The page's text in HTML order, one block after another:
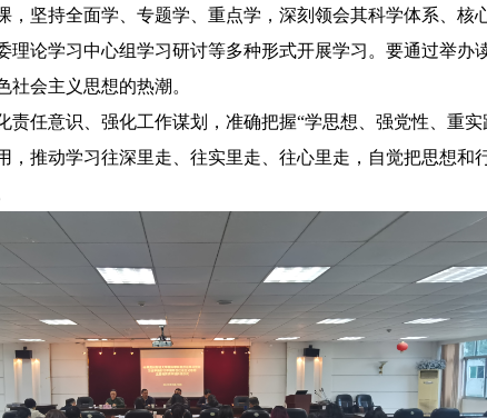
，坚持全面学、专题学、重点学，深刻领会其科学体系、核
理论学习中心组学习研讨等多种形式开展学习。要通过举办
会主义思想的热潮。
责任意识、强化工作谋划，准确把握“学思想、强党性、重
，推动学习往深里走、往实里走、往心里走，自觉把思想和